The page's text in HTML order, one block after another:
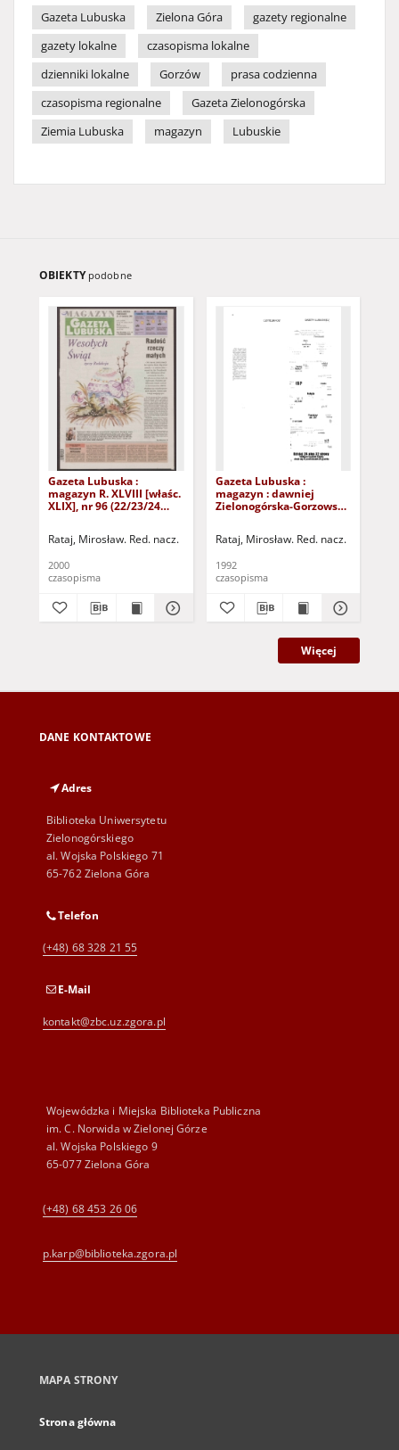
Gazeta Lubuska
Zielona Góra
gazety regionalne
gazety lokalne
czasopisma lokalne
dzienniki lokalne
Gorzów
prasa codzienna
czasopisma regionalne
Gazeta Zielonogórska
Ziemia Lubuska
magazyn Lubuskie
OBIEKTY podobne
Gazeta Lubuska :
magazyn R. XLVIII [właśc.
XLIX], nr 96 (22/23/24
Rataj, Mirosław. Red. nacz.
2000
czasopisma
Gazeta Lubuska :
magazyn : dawniej
Zielonogórska-Gorzowska
1992). - Wyd. 1
Rataj, Mirosław. Red. nacz.
1992
czasopisma
Więcej
DANE KONTAKTOWE
Adres
Biblioteka Uniwersytetu
Zielonogórskiego
al. Wojska Polskiego 71
65-762 Zielona Góra
Telefon
(+48) 68 328 21 55
E-Mail
kontakt@zbc.uz.zgora.pl
Wojewódzka i Miejska Biblioteka Publiczna
im. C. Norwida w Zielonej Górze
al. Wojska Polskiego 9
65-077 Zielona Góra
(+48) 68 453 26 06
p.karp@biblioteka.zgora.pl
MAPA STRONY
Strona główna